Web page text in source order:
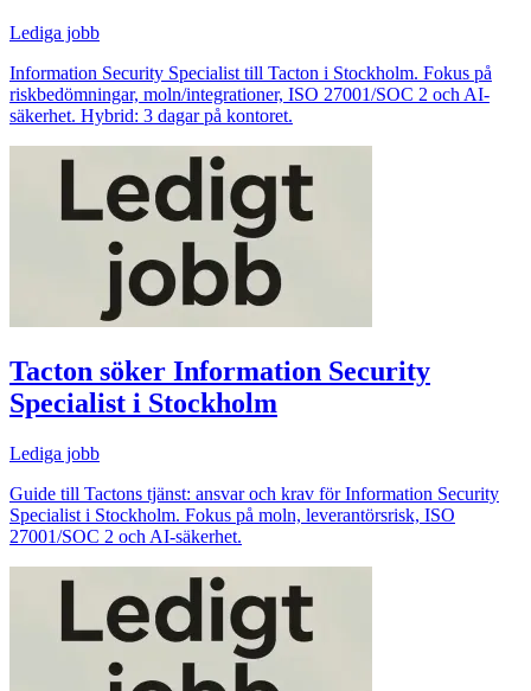
Lediga jobb
Information Security Specialist till Tacton i Stockholm. Fokus på
riskbedömningar, moln/integrationer, ISO 27001/SOC 2 och AI-
säkerhet. Hybrid: 3 dagar på kontoret.
Tacton söker Information Security
Specialist i Stockholm
Lediga jobb
Guide till Tactons tjänst: ansvar och krav för Information Security
Specialist i Stockholm. Fokus på moln, leverantörsrisk, ISO
27001/SOC 2 och AI-säkerhet.